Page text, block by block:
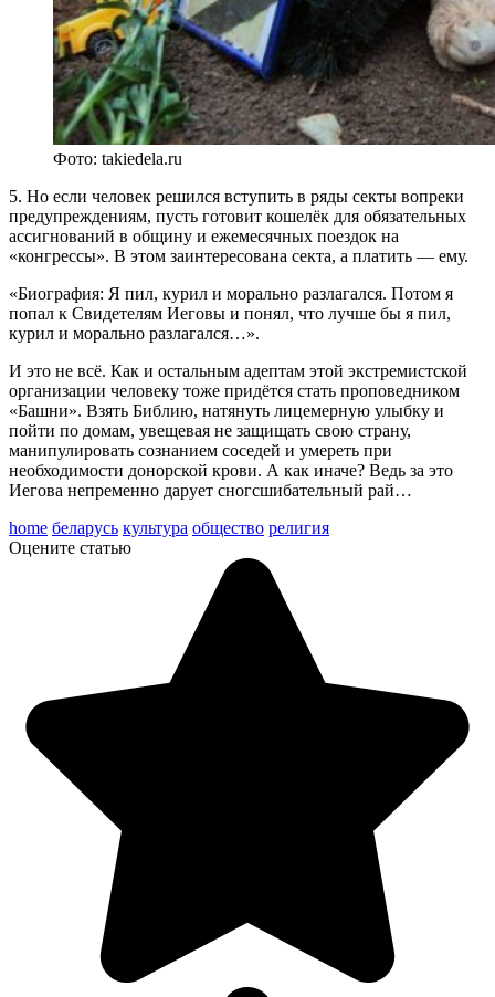
Фото: takiedela.ru
5. Но если человек решился вступить в ряды секты вопреки
предупреждениям, пусть готовит кошелёк для обязательных
ассигнований в общину и ежемесячных поездок на
«конгрессы». В этом заинтересована секта, а платить — ему.
«Биография: Я пил, курил и морально разлагался. Потом я
попал к Свидетелям Иеговы и понял, что лучше бы я пил,
курил и морально разлагался…».
И это не всё. Как и остальным адептам этой экстремистской
организации человеку тоже придётся стать проповедником
«Башни». Взять Библию, натянуть лицемерную улыбку и
пойти по домам, увещевая не защищать свою страну,
манипулировать сознанием соседей и умереть при
необходимости донорской крови. А как иначе? Ведь за это
Иегова непременно дарует сногсшибательный рай…
home беларусь культура общество религия
Оцените статью